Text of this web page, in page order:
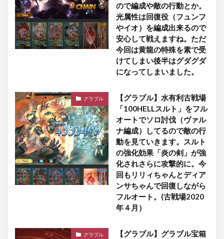
ので編成や敵の行動とか。
光属性は回復役（フュンフ
やイオ）を編成出来るので
安心して戦えますね。ただ
今回は黄龍の特殊を素で受
けてしまい後半はグダグダ
になってしまいました。
グラブル
【グラブル】水有利古戦場
「100HELLスルト」をフル
オートでソロ討伐（ヴァル
ナ編成）してるので敵の行
動を見ていきます。スルト
の強化効果「炎の剣」が強
化されさらに攻撃的に。今
回もリリィちゃんとディア
ンサちゃんで回復しながら
フルオート。(古戦場2020
年４月）
グラブル
【グラブル】グラブル宝箱